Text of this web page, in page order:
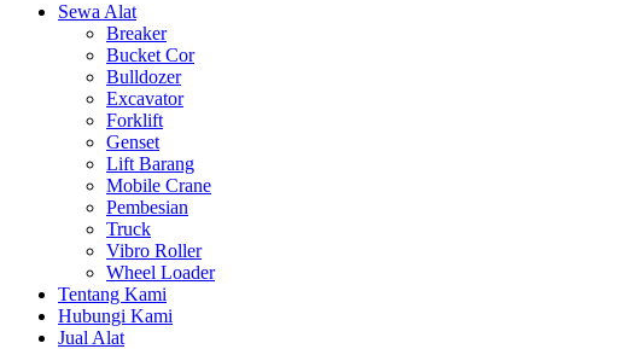
Sewa Alat
Breaker
Bucket Cor
Bulldozer
Excavator
Forklift
Genset
Lift Barang
Mobile Crane
Pembesian
Truck
Vibro Roller
Wheel Loader
Tentang Kami
Hubungi Kami
Jual Alat